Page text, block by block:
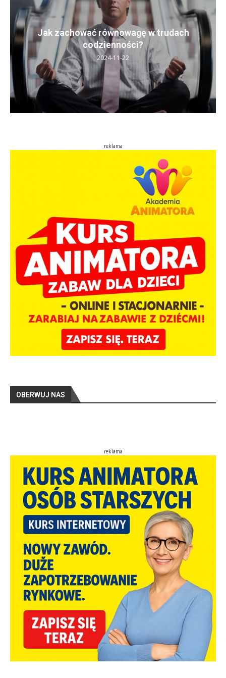
Jak zachować równowagę w trudach
codzienności?
2024-11-22
reklama
OBERWUJ NAS
reklama